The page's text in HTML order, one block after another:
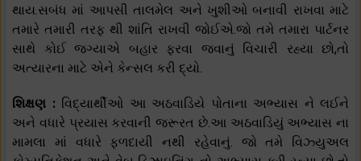
થાય.સબંધ માં આપસી તાલમેલ અને ખુશીઓ બનાવી રાખવા માટે
તમારે તમારી તરફ થી શાંતિ રાખવી જોઈએ.જો તમે તમારા પાર્ટનર
સાથે કોઈ જગ્યાએ બહાર ફરવા જવાનું વિચારી રહ્યા છો,તો
અત્યારના માટે એને કેન્સલ કરી દ્યો.
શિક્ષણ : વિદ્યાર્થીઓ આ અઠવાડિયે પોતાના અભ્યાસ ને લઈને
અને વધારે પ્રયાસ કરવાની જરૂરત છે.આ અઠવાડિયું અભ્યાસ ના
મામલા માં વધારે ફળદાયી નથી રહેવાનું. જો તમે વિઝ્યુઅલ